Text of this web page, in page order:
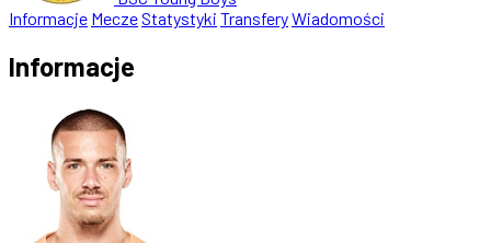
Informacje MeczeStatystyki TransferyWiadomości
Informacje